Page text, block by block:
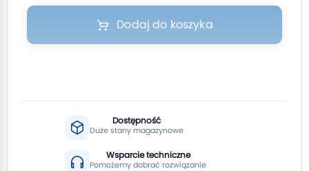
Dodaj do koszyka
Dostępność
Duże stany magazynowe
Wsparcie techniczne
Pomożemy dobrać rozwiązanie